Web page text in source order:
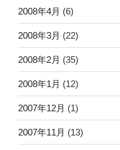
2008年4月 (6)
2008年3月 (22)
2008年2月 (35)
2008年1月 (12)
2007年12月 (1)
2007年11月 (13)